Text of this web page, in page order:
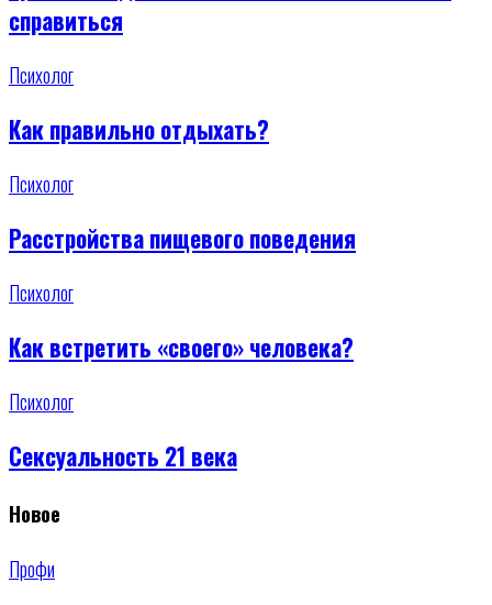
справиться
Психолог
Как правильно отдыхать?
Психолог
Расстройства пищевого поведения
Психолог
Как встретить «своего» человека?
Психолог
Сексуальность 21 века
Новое
Профи